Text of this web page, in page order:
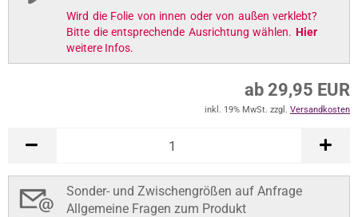
Wird die Folie von innen oder von außen verklebt?
Bitte die entsprechende Ausrichtung wählen. Hier
weitere Infos.
ab 29,95 EUR
inkl. 19% MwSt. zzgl. Versandkosten
Sonder- und Zwischengrößen auf Anfrage
Allgemeine Fragen zum Produkt